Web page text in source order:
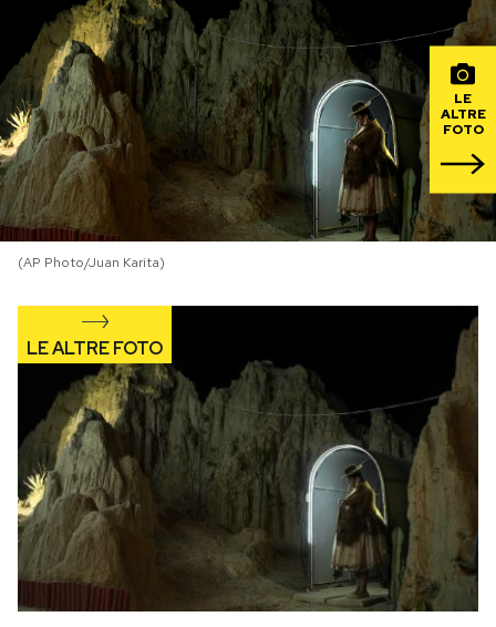
Cultura
Economia
Sport
Europa
Altrecose
Mondiali calcio 2026
PODCAST
NEWSLETTER
I MIEI PREFERITI
SHOP
CALENDARIO
AREA PERSONALE
Area Personale
Newsletter
LE
ALTRE
FOTO
(AP Photo/Juan Karita)